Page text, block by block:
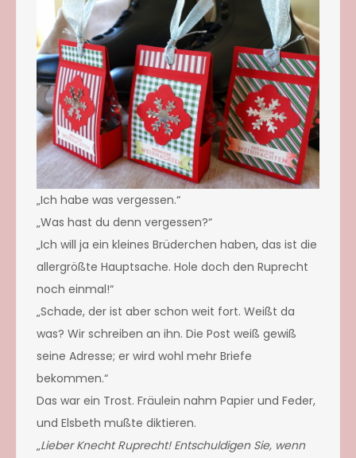
„Ich habe was vergessen.“
„Was hast du denn vergessen?“
„Ich will ja ein kleines Brüderchen haben, das ist die
allergrößte Hauptsache. Hole doch den Ruprecht
noch einmal!“
„Schade, der ist aber schon weit fort. Weißt da
was? Wir schreiben an ihn. Die Post weiß gewiß
seine Adresse; er wird wohl mehr Briefe
bekommen.“
Das war ein Trost. Fräulein nahm Papier und Feder,
und Elsbeth mußte diktieren.
„Lieber Knecht Ruprecht! Entschuldigen Sie, wenn